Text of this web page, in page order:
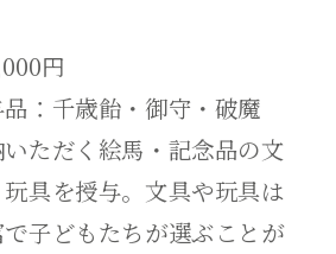
円
：千歳飴・御守・破魔
ただく絵馬・記念品の文
具を授与。文具や玩具は
子どもたちが選ぶことが